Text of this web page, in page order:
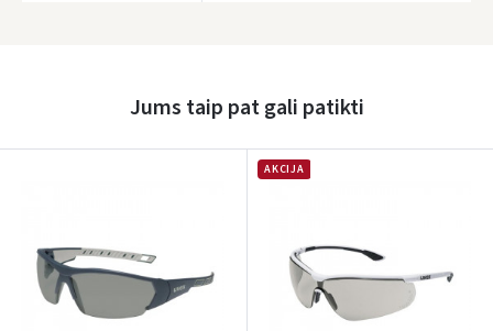
Jums taip pat gali patikti
AKCIJA
Rašyti atsiliepimą
ARBA
Facebook
Dar neturite paskyros? Registruokites